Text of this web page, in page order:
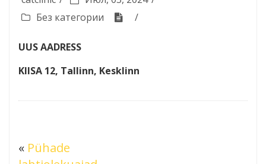
Без категории
UUS AADRESS
KIISA 12, Tallinn, Kesklinn
« Pühade